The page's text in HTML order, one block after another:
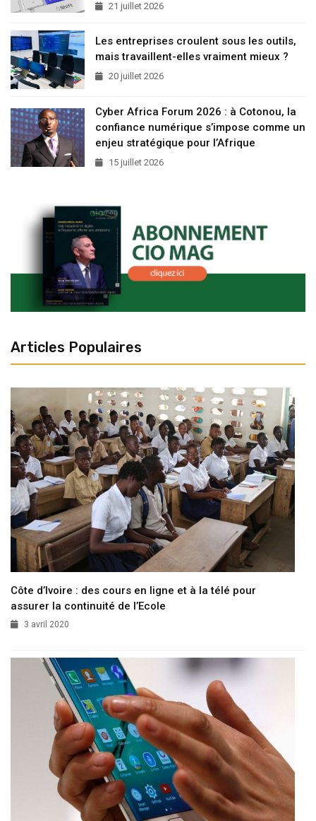
21 juillet 2026
Les entreprises croulent sous les outils,
mais travaillent-elles vraiment mieux ?
20 juillet 2026
Cyber Africa Forum 2026 : à Cotonou, la
confiance numérique s’impose comme un
enjeu stratégique pour l’Afrique
15 juillet 2026
Articles Populaires
Côte d’Ivoire : des cours en ligne et à la télé pour
assurer la continuité de l’Ecole
3 avril 2020